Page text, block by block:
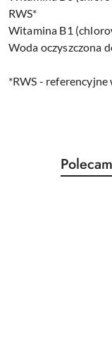
RWS*
Witamina B1
Woda oczyszczona
*RWS -
Pomiń
o